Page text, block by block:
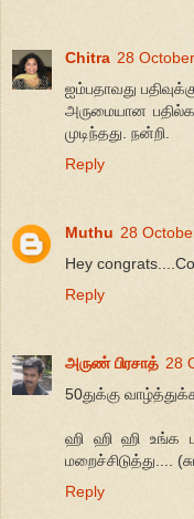
Chitra 28
ஐம்பதாவது
அருமையான
முடிந்தது. நன்றி.
Reply
Muthu 28
Hey
Reply
அருண் பிரசாத் 28
50துக்கு
ஹி ஹி ஹி உங்க
மறைச்சிடுத்து....
Reply